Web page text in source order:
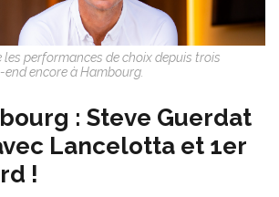
les performances de choix depuis trois
encore à Hambourg.
: Steve Guerdat
Lancelotta et 1er
!